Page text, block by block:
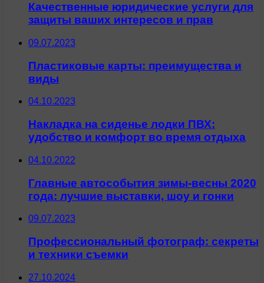
Качественные юридические услуги для
защиты ваших интересов и прав
09.07.2023
Пластиковые карты: преимущества и
виды
04.10.2023
Накладка на сиденье лодки ПВХ:
удобство и комфорт во время отдыха
04.10.2022
Главные автособытия зимы-весны 2020
года: лучшие выставки, шоу и гонки
09.07.2023
Профессиональный фотограф: секреты
и техники съемки
27.10.2024